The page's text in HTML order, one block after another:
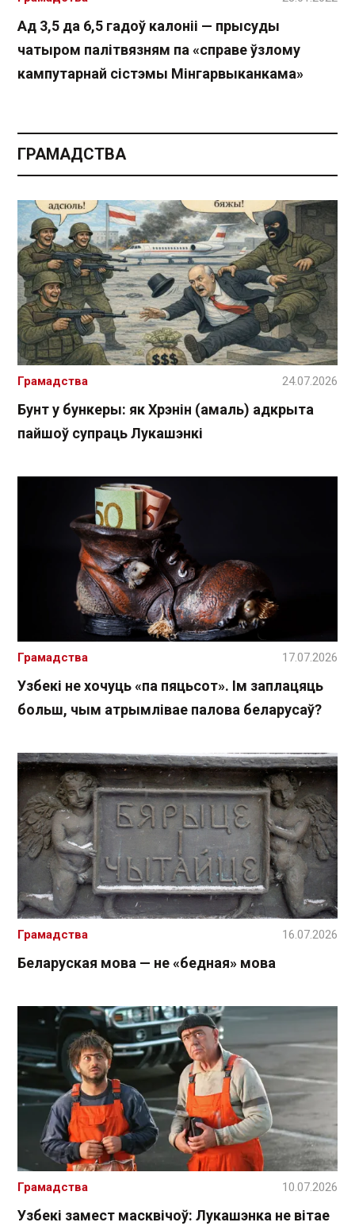
Ад 3,5 да 6,5 гадоў калоніі — прысуды
чатыром палітвязням па «справе ўзлому
кампутарнай сістэмы Мінгарвыканкама»
ГРАМАДСТВА
Бунт у бункеры: як Хрэнін (амаль) адкрыта
пайшоў супраць Лукашэнкі
Грамадства 24.07.2026
Узбекі не хочуць «па пяцьсот». Ім заплацяць
больш, чым атрымлівае палова беларусаў?
Грамадства 17.07.2026
Беларуская мова — не «бедная» мова
Грамадства 16.07.2026
Узбекі замест масквічоў: Лукашэнка не вітае
Грамадства 10.07.2026